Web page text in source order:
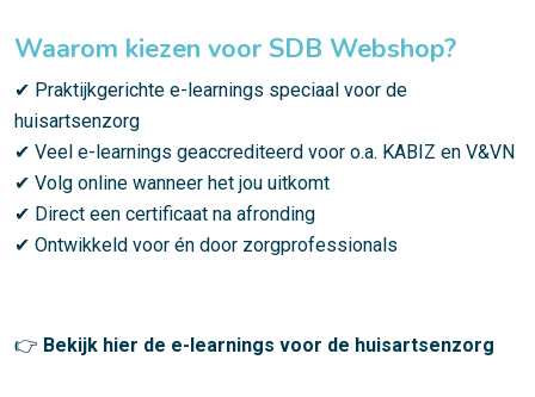
Waarom kiezen voor SDB Webshop?
✔ Praktijkgerichte e-learnings speciaal voor de
huisartsenzorg
✔ Veel e-learnings geaccrediteerd voor o.a. KABIZ en V&VN
✔ Volg online wanneer het jou uitkomt
✔ Direct een certificaat na afronding
✔ Ontwikkeld voor én door zorgprofessionals
👉 Bekijk hier de e-learnings voor de huisartsenzorg